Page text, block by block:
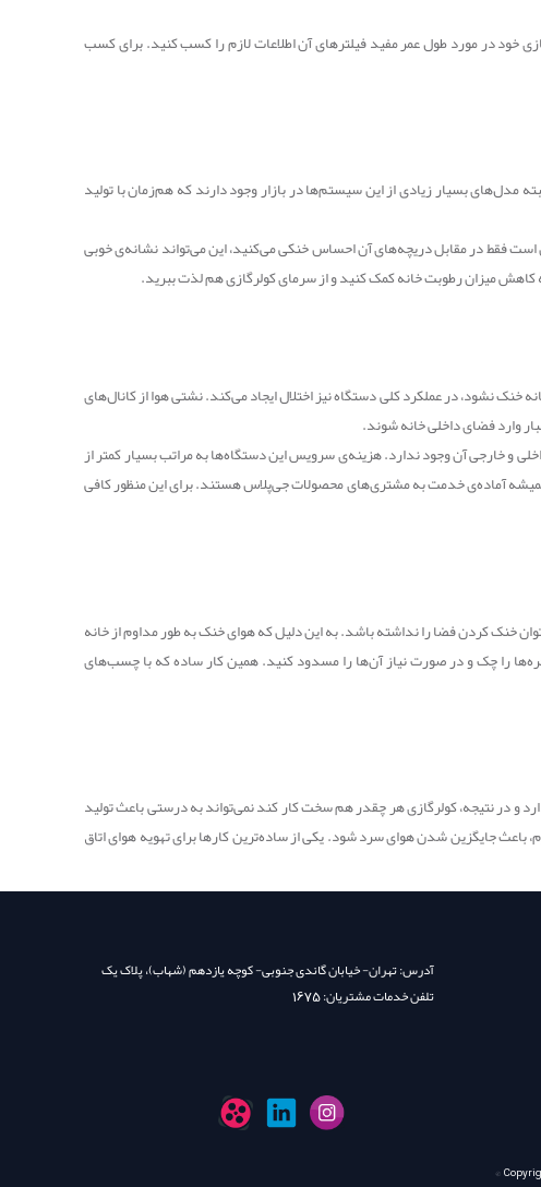
خود در مورد طول عمر مفید فیلترهای آن اطلاعات لازم را کسب کنید. برای کسب
مدل‌های بسیار زیادی از این سیستم‌ها در بازار وجود دارند که هم‌زمان با تولید
است فقط در مقابل دریچه‌های آن احساس خنکی می‌کنید، این می‌تواند نشانه‌ی خوبی
میزان رطوبت خانه کمک کنید و از سرمای کولرگازی هم لذت ببرید.
پیدا می‌کند. این امر نه تنها باعث می‌شود هوای خانه خنک نشود، در عملکرد کلی دستگاه نیز اختلال ایجاد می‌کند. نشتی هوا از کانال‌های
وارد فضای داخلی خانه شوند.
شوید که مشکلی در قطعات داخلی و خارجی آن وجود ندارد. هزینه‌ی سرویس این دستگاه‌ها به مراتب بسیار کمتر از
همیشه آماده‌ی خدمت به مشتری‌های محصولات جی‌پلاس هستند. برای این منظور کافی
خنک کردن فضا را نداشته باشد. به این دلیل که هوای خنک به طور مداوم از خانه
را چک و در صورت نیاز آن‌ها را مسدود کنید. همین کار ساده که با چسب‌های
در نتیجه، کولرگازی هر چقدر هم سخت کار کند نمی‌تواند به درستی باعث تولید
باعث جایگزین شدن هوای سرد شود. یکی از ساده‌ترین کارها برای تهویه هوای اتاق
آدرس: تهران- خیابان گاندی جنوبی- کوچه یازدهم (شهاب)، پلاک یک
تلفن خدمات مشتریان: 1675
©